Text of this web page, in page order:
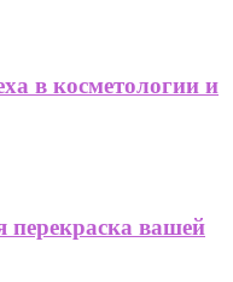
в косметологии и
перекраска вашей